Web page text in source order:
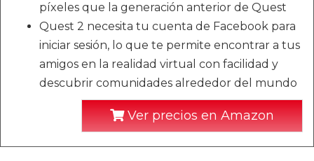
píxeles que la generación anterior de Quest
Quest 2 necesita tu cuenta de Facebook para
iniciar sesión, lo que te permite encontrar a tus
amigos en la realidad virtual con facilidad y
descubrir comunidades alrededor del mundo
Ver precios en Amazon